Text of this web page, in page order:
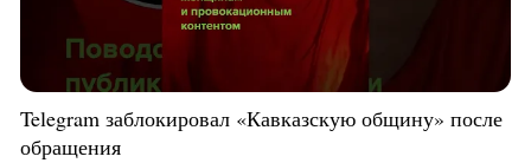
Telegram заблокировал «Кавказскую общину» после
обращения